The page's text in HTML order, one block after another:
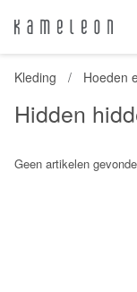
Kleding Hoeden
Hidden
Geen artikelen